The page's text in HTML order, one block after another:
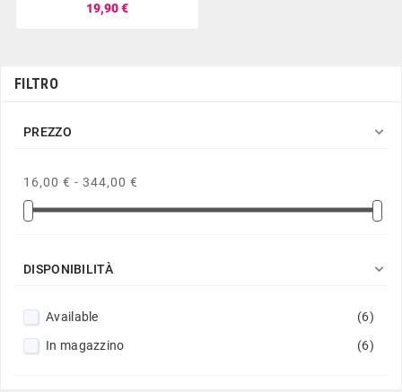
19,90 €
FILTRO
PREZZO 
16,00 € - 344,00 €
DISPONIBILITÀ 
Available
(6)
In magazzino
(6)